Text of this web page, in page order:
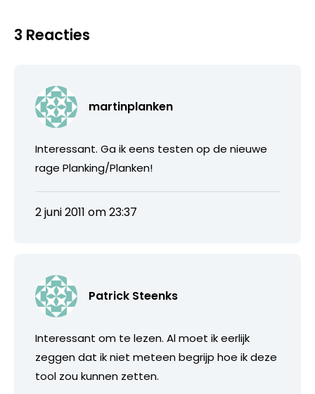
3 Reacties
martinplanken
Interessant. Ga ik eens testen op de nieuwe
rage Planking/Planken!
2 juni 2011 om 23:37
Patrick Steenks
Interessant om te lezen. Al moet ik eerlijk
zeggen dat ik niet meteen begrijp hoe ik deze
tool zou kunnen zetten.